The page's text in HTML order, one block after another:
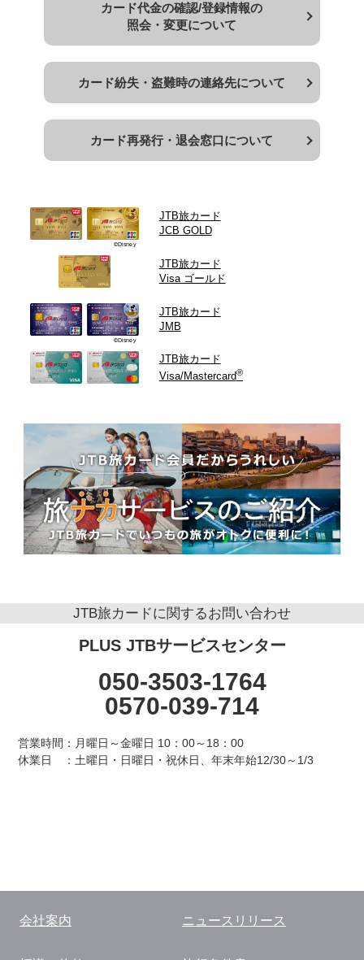
カード代金の確認/登録情報の
照会・変更について
カード紛失・盗難時の連絡先について
カード再発行・退会窓口について
©Disney
JTB旅カード
JCB GOLD
JTB旅カード
Visa ゴールド
©Disney
JTB旅カード
JMB
JTB旅カード
Visa/Mastercard®
JTB旅カードに関するお問い合わせ
PLUS JTBサービスセンター
050-3503-1764
0570-039-714
営業時間：月曜日～金曜日 10：00～18：00
休業日 ：土曜日・日曜日・祝休日、年末年始12/30～1/3
会社案内 ニュースリリース